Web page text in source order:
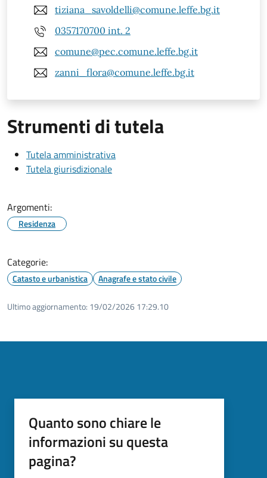
tiziana_savoldelli@comune.leffe.bg.it
0357170700 int. 2
comune@pec.comune.leffe.bg.it
zanni_flora@comune.leffe.bg.it
Strumenti di tutela
Tutela amministrativa
Tutela giurisdizionale
Argomenti:
Residenza
Categorie:
Catasto e urbanistica Anagrafe e stato civile
Ultimo aggiornamento: 19/02/2026 17:29.10
Quanto sono chiare le
informazioni su questa
pagina?